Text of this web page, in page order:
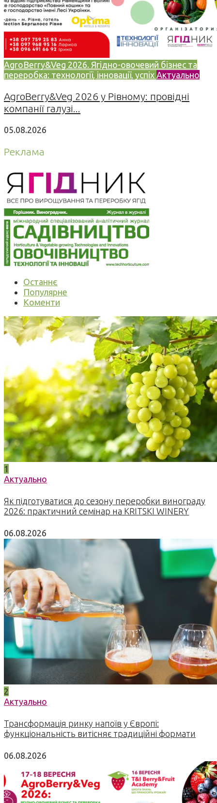
AgroBerry&Veg 2026. Ягідно-овочевий бізнес та
переробка: технології, інновації, успіх Актуально
AgroBerry&Veg 2026 у Рівному: провідні
компанії галузі...
05.08.2026
Реклама
Останнє
Популярне
Коменти
1
Актуально
Як підготуватися до сезону переробки винограду
2026: практичний семінар на KRITSKI WINERY
06.08.2026
2
Актуально
Трансформація ринку напоїв у Європі:
функціональність витісняє традиційні формати
06.08.2026